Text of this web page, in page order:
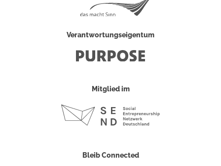
Verantwortungseigentum
Mitglied im
Bleib Connected